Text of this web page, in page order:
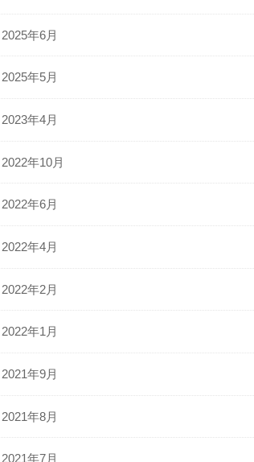
2025年6月
2025年5月
2023年4月
2022年10月
2022年6月
2022年4月
2022年2月
2022年1月
2021年9月
2021年8月
2021年7月